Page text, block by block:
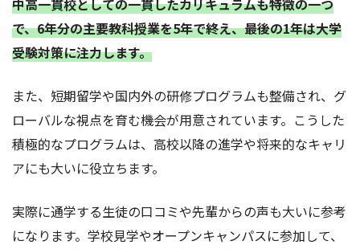
中高一貫校としての一貫したカリキュラムも特徴の一つ
で、6年分の主要教科授業を5年で終え、最後の1年は大学
受験対策に注力します。
また、短期留学や国内外の研修プログラムも整備され、グ
ローバルな視点を育む機会が用意されています。こうした
積極的なプログラムは、高校以降の進学や将来的なキャリ
アにも大いに役立ちます。
実際に通学する生徒の口コミや先輩からの声も大いに参考
になります。学校見学やオープンキャンパスに参加して、